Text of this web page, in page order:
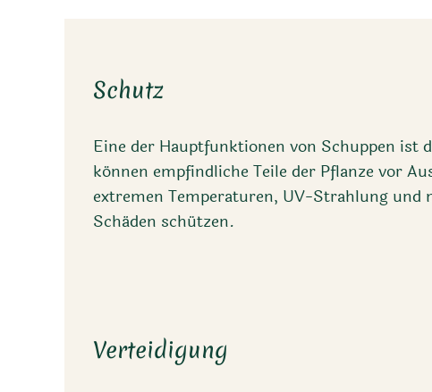
Schutz
Eine der Hauptfunktionen von Schuppen ist
können empfindliche Teile der Pflanze vor
extremen Temperaturen, UV-Strahlung und
Schäden schützen.
Verteidigung